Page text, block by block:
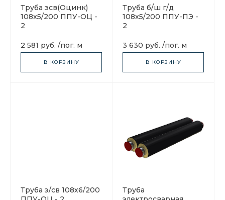
Труба эсв(Оцинк)
108х5/200 ППУ-ОЦ -
2
2 581 руб. /пог. м
В КОРЗИНУ
Труба б/ш г/д
108х5/200 ППУ-ПЭ -
2
3 630 руб. /пог. м
В КОРЗИНУ
Труба э/св 108х6/200
Труба